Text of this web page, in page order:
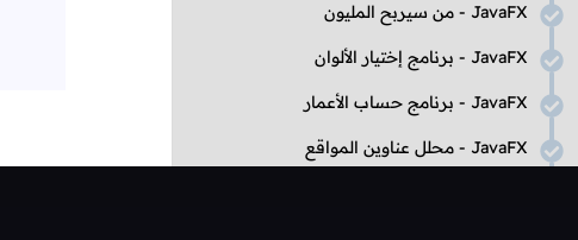
JavaFX - من سيربح المليون
JavaFX - برنامج إختيار الألوان
JavaFX - برنامج حساب الأعمار
JavaFX - محلل عناوين المواقع